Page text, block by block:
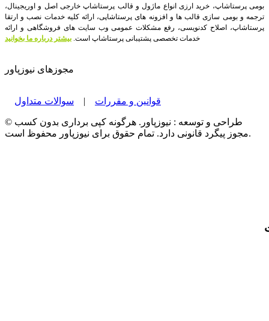
بومی پرستاشاپ، خرید ارزی انواع ماژول و قالب پرستاشاپ خارجی اصل و اوریجینال،
ترجمه و بومی سازی قالب ها و افزونه های پرستاشاپی، ارائه کلیه خدمات نصب و ارتقا
پرستاشاپ، اصلاح کدنویسی، رفع مشکلات عمومی وب سایت های فروشگاهی و ارائه
خدمات تخصصی پشتیبانی پرستاشاپ است. بیشتر درباره ما بخوانید
مجوزهای نیوزپاور
قوانین و مقررات | سوالات متداول
© طراحی و توسعه : نیوزپاور. هرگونه کپی برداری بدون کسب
مجوز پیگرد قانونی دارد. تمام حقوق برای نیوزپاور محفوظ است.